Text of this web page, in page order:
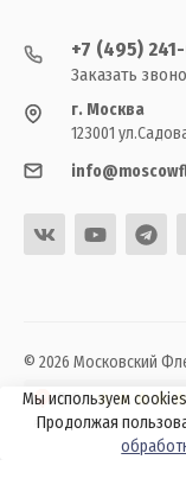
+7 (495)
Заказать
г. Москва
123001
© 2026 Московский
Мы используем
Продолжая